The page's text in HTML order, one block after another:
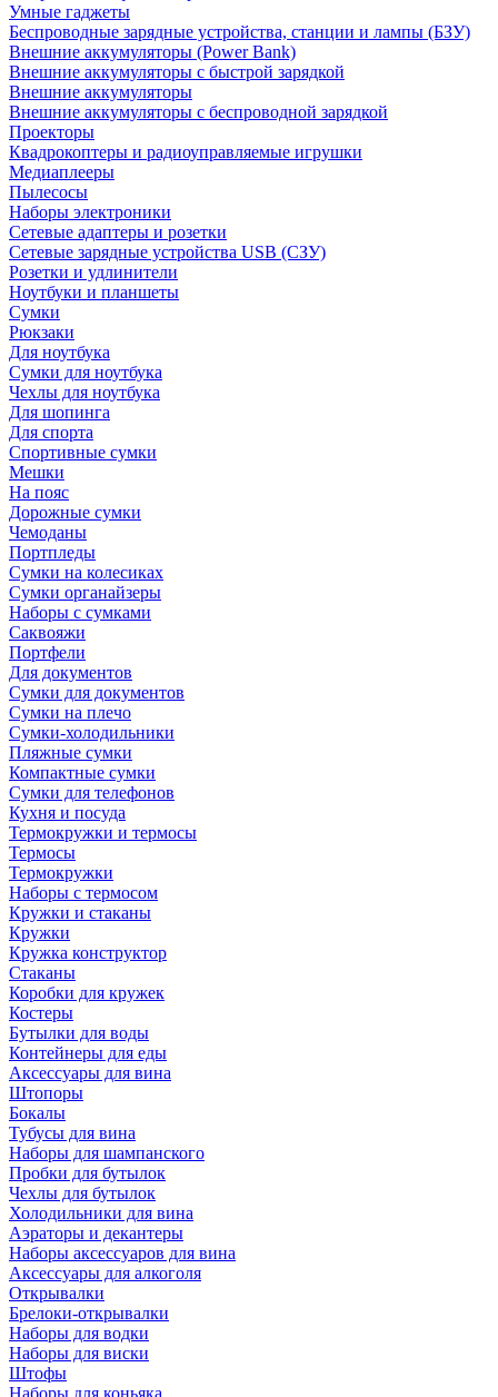
Умные гаджеты
Беспроводные зарядные устройства, станции и лампы (БЗУ)
Внешние аккумуляторы (Power Bank)
Внешние аккумуляторы с быстрой зарядкой
Внешние аккумуляторы
Внешние аккумуляторы с беспроводной зарядкой
Проекторы
Квадрокоптеры и радиоуправляемые игрушки
Медиаплееры
Пылесосы
Наборы электроники
Сетевые адаптеры и розетки
Сетевые зарядные устройства USB (СЗУ)
Розетки и удлинители
Ноутбуки и планшеты
Сумки
Рюкзаки
Для ноутбука
Сумки для ноутбука
Чехлы для ноутбука
Для шопинга
Для спорта
Спортивные сумки
Мешки
На пояс
Дорожные сумки
Чемоданы
Портпледы
Сумки на колесиках
Сумки органайзеры
Наборы с сумками
Саквояжи
Портфели
Для документов
Сумки для документов
Сумки на плечо
Сумки-холодильники
Пляжные сумки
Компактные сумки
Сумки для телефонов
Кухня и посуда
Термокружки и термосы
Термосы
Термокружки
Наборы с термосом
Кружки и стаканы
Кружки
Кружка конструктор
Стаканы
Коробки для кружек
Костеры
Бутылки для воды
Контейнеры для еды
Аксессуары для вина
Штопоры
Бокалы
Тубусы для вина
Наборы для шампанского
Пробки для бутылок
Чехлы для бутылок
Холодильники для вина
Аэраторы и декантеры
Наборы аксессуаров для вина
Аксессуары для алкоголя
Открывалки
Брелоки-открывалки
Наборы для водки
Наборы для виски
Штофы
Наборы для коньяка